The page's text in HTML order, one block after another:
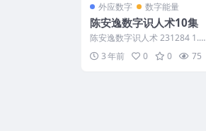
外应数字 数字能量
陈安逸数字识人术10集
陈安逸数字识人术 231284 1.m
p4 答疑&amp;彩蛋 .mp4...
3 年前 0 0 75